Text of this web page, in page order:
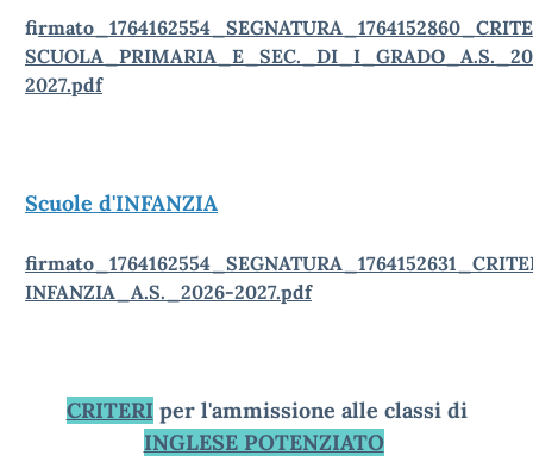
f
2027.pdf
Scuole d'INFANZIA
INFANZIA_A.S._2026-2027.pdf
CRITERI per l'ammissione alle classi di
INGLESE POTENZIATO